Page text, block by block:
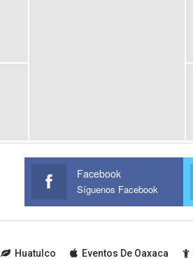
Facebook
Síguenos Facebook
Huatulco Eventos De Oaxaca